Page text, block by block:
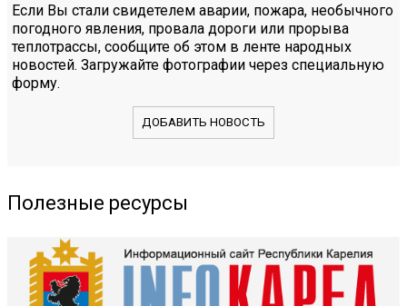
Если Вы стали свидетелем аварии, пожара, необычного
погодного явления, провала дороги или прорыва
теплотрассы, сообщите об этом в ленте народных
новостей. Загружайте фотографии через специальную
форму.
ДОБАВИТЬ НОВОСТЬ
Полезные ресурсы